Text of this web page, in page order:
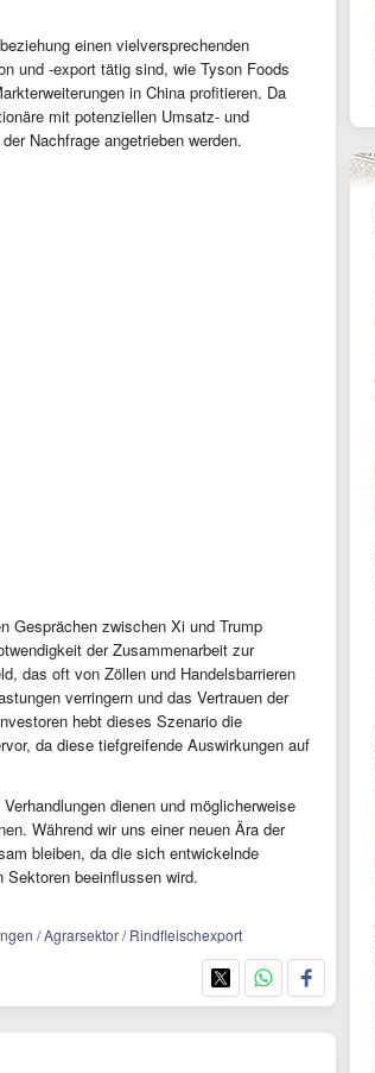
einen vielversprechenden
und -export tätig sind, wie Tyson Foods
in China profitieren. Da
mit potenziellen Umsatz- und
Nachfrage angetrieben werden.
Gesprächen zwischen Xi und Trump
der Zusammenarbeit zur
das oft von Zöllen und Handelsbarrieren
verringern und das Vertrauen der
hebt dieses Szenario die
da diese tiefgreifende Auswirkungen auf
dienen und möglicherweise
Während wir uns einer neuen Ära der
bleiben, da die sich entwickelnde
beeinflussen wird.
/ Agrarsektor / Rindfleischexport